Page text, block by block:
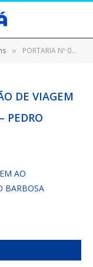
» PORTARIA Nº 002 DESIGNAÇÃO DE VIAGEM AO CONSELHEIRO TUTELAR – PEDRO PAULO BARBOSA FERREIRA
DE VIAGEM
PEDRO
AO
BARBOSA